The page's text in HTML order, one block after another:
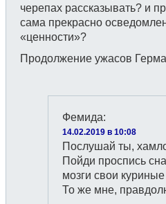
черепах рассказывать? и
сама прекрасно
«ценности»?
Продолжение ужасов
Фемида:
14.02.2019 в 10:08
Послушай ты,
Пойди проспись
мозги свои
То же мне,